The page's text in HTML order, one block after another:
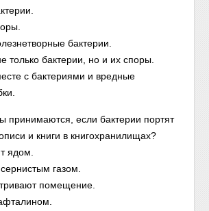
бактерии.
только бактерии, но и их споры.
с бактериями и вредные
принимаются, если бактерии портят
и книги в книгохранилищах?
ядом.
газом.
помещение.